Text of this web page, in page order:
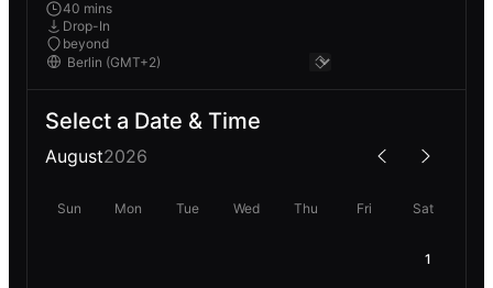
40 mins
Drop-In
beyond
Select a Date & Time
August2026
Sun Mon Tue Wed Thu Fri Sat
1